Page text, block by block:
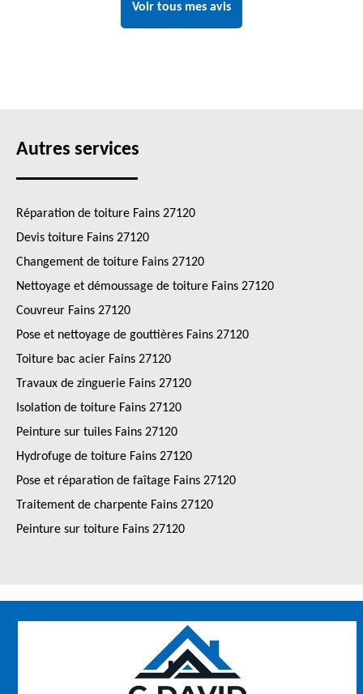
Voir tous mes avis
Autres services
Réparation de toiture Fains 27120
Devis toiture Fains 27120
Changement de toiture Fains 27120
Nettoyage et démoussage de toiture Fains 27120
Couvreur Fains 27120
Pose et nettoyage de gouttières Fains 27120
Toiture bac acier Fains 27120
Travaux de zinguerie Fains 27120
Isolation de toiture Fains 27120
Peinture sur tuiles Fains 27120
Hydrofuge de toiture Fains 27120
Pose et réparation de faîtage Fains 27120
Traitement de charpente Fains 27120
Peinture sur toiture Fains 27120